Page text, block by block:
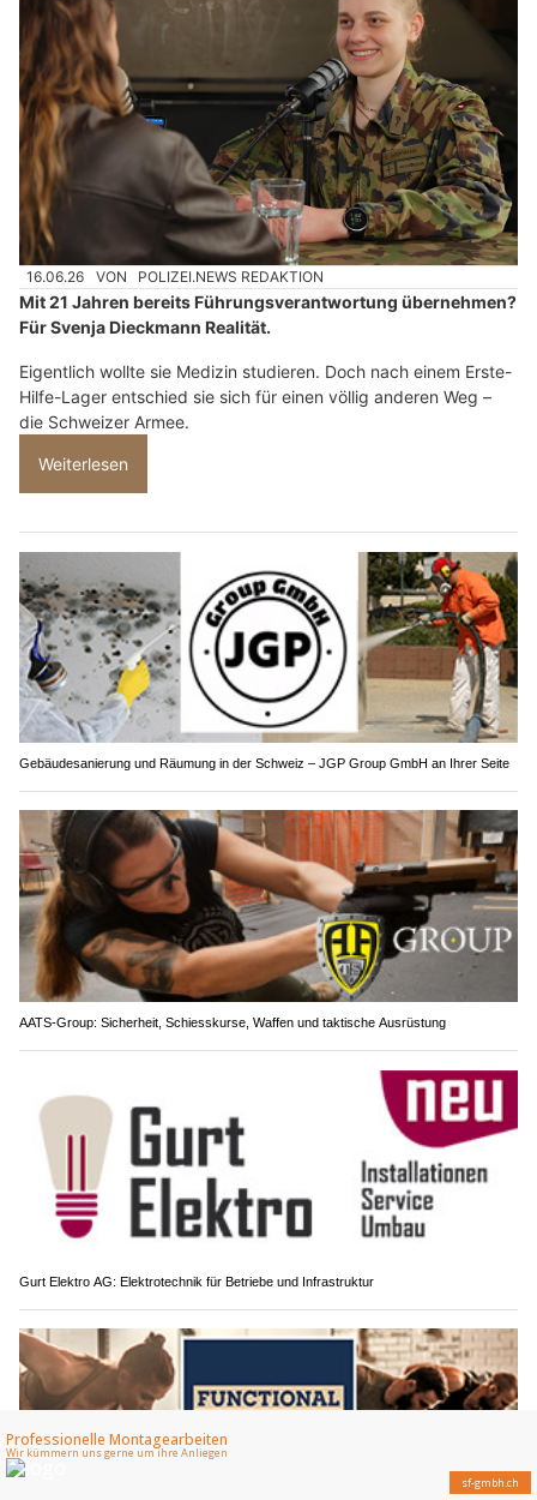
16.06.26 VON POLIZEI.NEWS REDAKTION
Mit 21 Jahren bereits Führungsverantwortung übernehmen?
Für Svenja Dieckmann Realität.
Eigentlich wollte sie Medizin studieren. Doch nach einem Erste-
Hilfe-Lager entschied sie sich für einen völlig anderen Weg –
die Schweizer Armee.
Weiterlesen
Gebäudesanierung und Räumung in der Schweiz – JGP Group GmbH an Ihrer Seite
AATS-Group: Sicherheit, Schiesskurse, Waffen und taktische Ausrüstung
Gurt Elektro AG: Elektrotechnik für Betriebe und Infrastruktur